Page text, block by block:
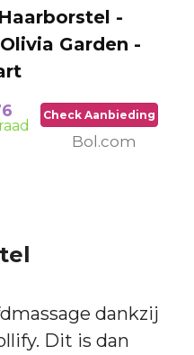
-
Garden -
Check Aanbieding
Bol.com
dankzij
Dit is dan